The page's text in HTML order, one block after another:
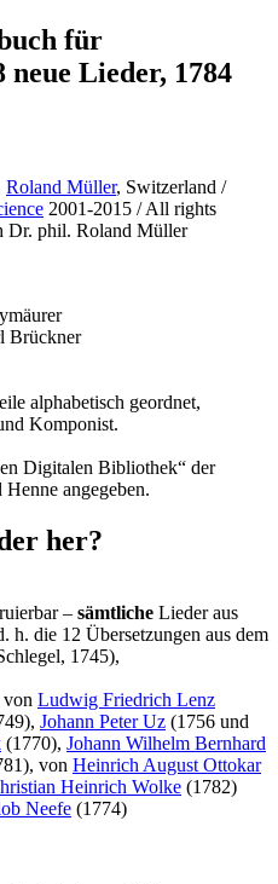
für
Lieder, 1784
Roland Müller, Switzerland /
2001-2015 / All rights
Dr. phil. Roland Müller
Brückner
alphabetisch geordnet,
Komponist.
Digitalen Bibliothek“ der
angegeben.
her?
– sämtliche Lieder aus
h. die 12 Übersetzungen aus dem
1745),
von Ludwig Friedrich Lenz
Johann Peter Uz (1756 und
(1770), Johann Wilhelm Bernhard
von Heinrich August Ottokar
Heinrich Wolke (1782)
Neefe (1774)